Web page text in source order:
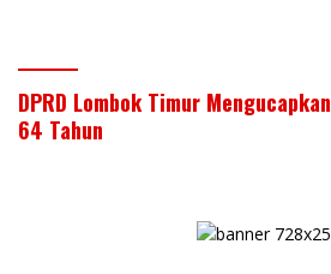
DPRD Lombok Timur
64 Tahun